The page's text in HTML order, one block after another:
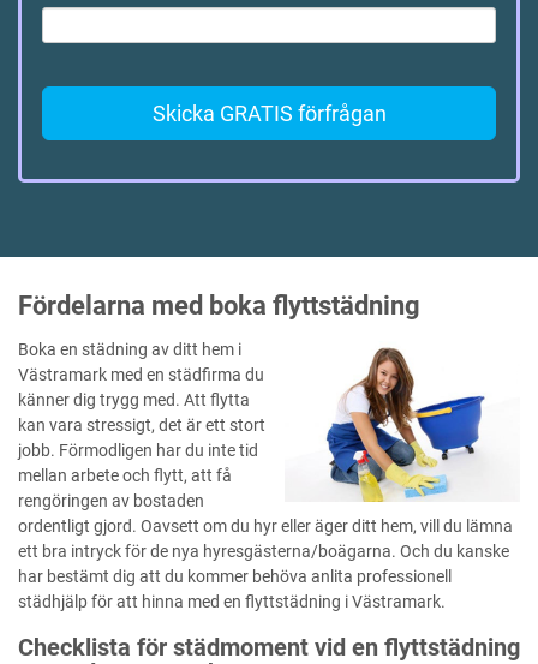
Skicka GRATIS förfrågan
Fördelarna med boka flyttstädning
Boka en städning av ditt hem i
Västramark med en städfirma du
känner dig trygg med. Att flytta
kan vara stressigt, det är ett stort
jobb. Förmodligen har du inte tid
mellan arbete och flytt, att få
rengöringen av bostaden
ordentligt gjord. Oavsett om du hyr eller äger ditt hem, vill du lämna
ett bra intryck för de nya hyresgästerna/boägarna. Och du kanske
har bestämt dig att du kommer behöva anlita professionell
städhjälp för att hinna med en flyttstädning i Västramark.
Checklista för städmoment vid en flyttstädning